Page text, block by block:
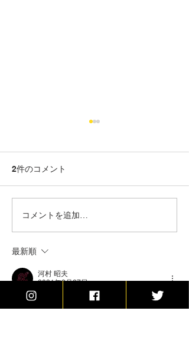
2件のコメント
コメントを追加…
最新順
河村 昭夫
2021年2月27日
どうしても…黒いのが気になる😳